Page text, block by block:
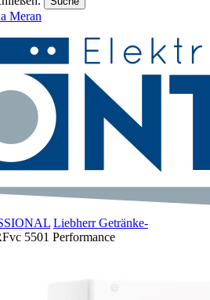
Liebherr Getränke-
5501 Performance